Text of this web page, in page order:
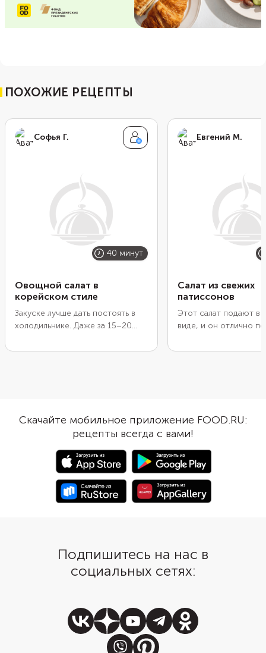
ПОХОЖИЕ РЕЦЕПТЫ
Софья Г.
40 минут
Овощной салат в
корейском стиле
Закуске лучше дать постоять в
холодильнике. Даже за 15–20
маринадом и дадут сок. Для
указано с минимальным
маринованием.
Евгений М.
Салат из свежих
патиссонов
Этот салат подают в
виде, и он отлично
сделает блюдо
карри, паприка и
для корейской
Скачайте мобильное приложение FOOD.RU:
рецепты всегда с вами!
Подпишитесь на нас в
социальных сетях: